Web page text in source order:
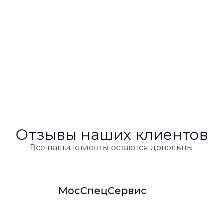
Отзывы наших клиентов
Все наши клиенты остаются довольны
МосСпецСервис